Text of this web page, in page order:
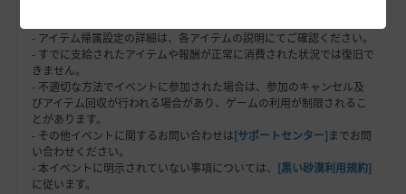
- アイテム帰属設定の詳細は、各アイテムの説明にてご確認ください。
- すでに支給されたアイテムや報酬が正常に消費された状況では復旧で
きません。
- 不適切な方法でイベントに参加された場合は、参加のキャンセル及
びアイテム回収が行われる場合があり、ゲームの利用が制限されるこ
とがあります。
- その他イベントに関するお問い合わせは[サポートセンター]までお問
い合わせください。
- 本イベントに明示されていない事項については、 [黒い砂漠利用規約]
に従います。